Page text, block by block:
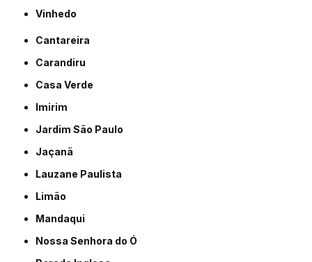
Vinhedo
Cantareira
Carandiru
Casa Verde
Imirim
Jardim São Paulo
Jaçanã
Lauzane Paulista
Limão
Mandaqui
Nossa Senhora do Ó